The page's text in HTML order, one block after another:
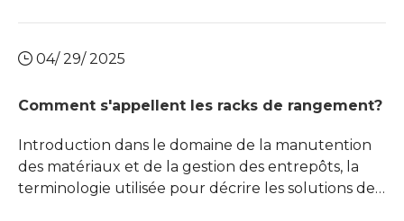
04/ 29/ 2025
Comment s'appellent les racks de rangement?
Introduction dans le domaine de la manutention
des matériaux et de la gestion des entrepôts, la
terminologie utilisée pour décrire les solutions de